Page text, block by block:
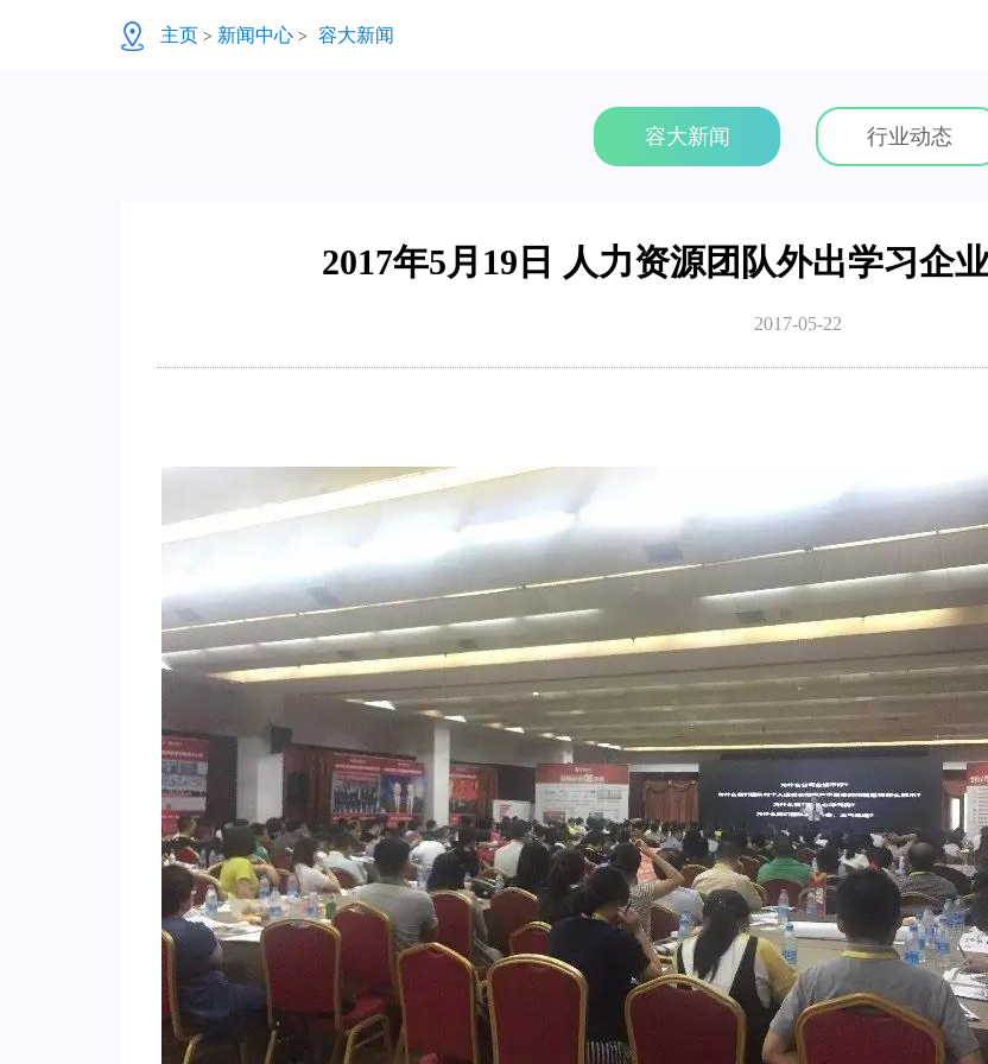
主页 > 新闻中心 > 容大新闻
容大新闻 行业动态
2017年5月19日 人力资源团队外出学习企
2017-05-22